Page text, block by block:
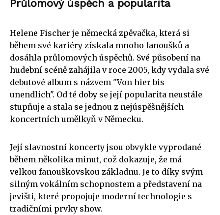
Průlomový úspěch a popularita
Helene Fischer je německá zpěvačka, která si
během své kariéry získala mnoho fanoušků a
dosáhla průlomových úspěchů. Své působení na
hudební scéně zahájila v roce 2005, kdy vydala své
debutové album s názvem "Von hier bis
unendlich". Od té doby se její popularita neustále
stupňuje a stala se jednou z nejúspěšnějších
koncertních umělkyň v Německu.
Její slavnostní koncerty jsou obvykle vyprodané
během několika minut, což dokazuje, že má
velkou fanouškovskou základnu. Je to díky svým
silným vokálním schopnostem a představení na
jevišti, které propojuje moderní technologie s
tradičními prvky show.